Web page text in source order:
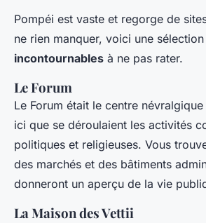
Pompéi est vaste et regorge de
ne rien manquer, voici une
incontournables à ne pas rater.
Le Forum
Le Forum était le centre névralgique
ici que se déroulaient les activités
politiques et religieuses. Vous
des marchés et des bâtiments
donneront un aperçu de la vie
La Maison des Vettii